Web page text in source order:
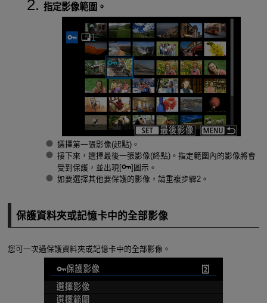
指定影像範圍。
選擇第一張影像(起點)。
接下來，選擇最後一張影像(終點)。指定範圍內的影像將會
受到保護，並出現[
]圖示。
如要選擇其他要保護的影像，請重複步驟2。
保護資料夾或記憶卡中的全部影像
您可一次過保護資料夾或記憶卡中的全部影像。